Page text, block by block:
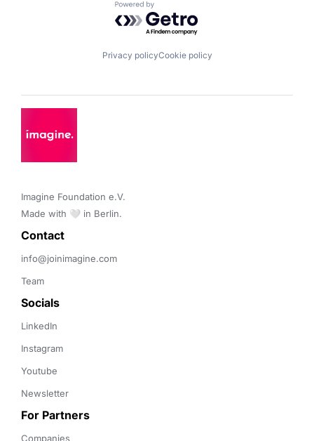
Powered by Getro.com
Privacy policyCookie policy
Imagine Foundation e.V.
Made with 🤍 in Berlin.
Contact
info@joinimagine.com
Team
Socials
LinkedIn
Instagram
Youtube
Newsletter
For Partners
Companies